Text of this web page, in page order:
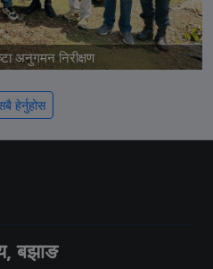
अनुगमन निरीक्षण
हेर्नुहोस
बझाङ